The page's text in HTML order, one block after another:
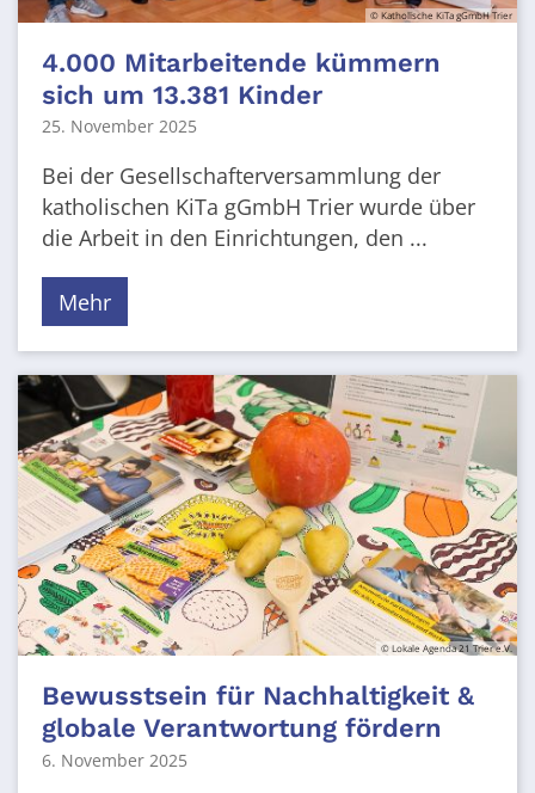
© Katholische KiTa gGmbH Trier
4.000 Mitarbeitende kümmern
sich um 13.381 Kinder
25. November 2025
Bei der Gesellschafterversammlung der
katholischen KiTa gGmbH Trier wurde über
die Arbeit in den Einrichtungen, den ...
Mehr
© Lokale Agenda 21 Trier e.V.
Bewusstsein für Nachhaltigkeit &
globale Verantwortung fördern
6. November 2025